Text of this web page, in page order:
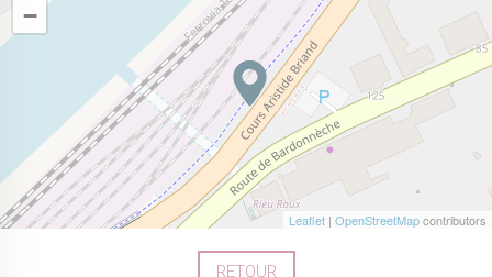
−
Leaflet | OpenStreetMapcontributors
RETOUR